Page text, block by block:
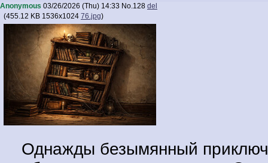
Anonymous 03/26/2026 (Thu) 14:33 No.128 del
(455.12 KB 1536x1024 76.jpg)
Однажды безымянный